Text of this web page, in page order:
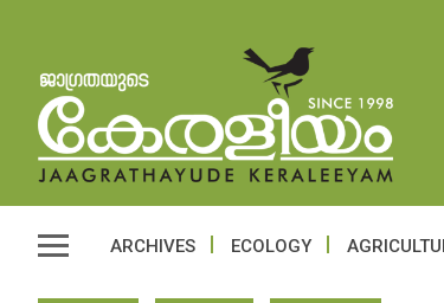
ARCHIVES ECOLOGY